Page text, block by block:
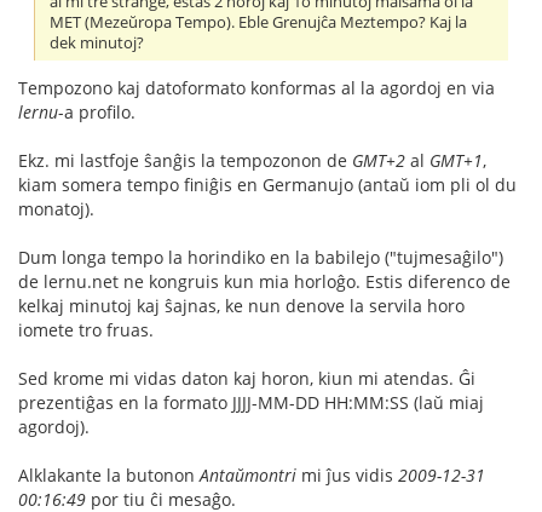
MET (Mezeŭropa Tempo). Eble Grenujĉa Meztempo? Kaj la
dek minutoj?
Tempozono kaj datoformato konformas al la agordoj en via
lernu-a profilo.
Ekz. mi lastfoje ŝanĝis la tempozonon de GMT+2 al GMT+1,
kiam somera tempo finiĝis en Germanujo (antaŭ iom pli ol du
monatoj).
Dum longa tempo la horindiko en la babilejo ("tujmesaĝilo")
de lernu.net ne kongruis kun mia horloĝo. Estis diferenco de
kelkaj minutoj kaj ŝajnas, ke nun denove la servila horo
iomete tro fruas.
Sed krome mi vidas daton kaj horon, kiun mi atendas. Ĝi
prezentiĝas en la formato JJJJ-MM-DD HH:MM:SS (laŭ miaj
agordoj).
Alklakante la butonon Antaŭmontri mi ĵus vidis 2009-12-31
00:16:49 por tiu ĉi mesaĝo.